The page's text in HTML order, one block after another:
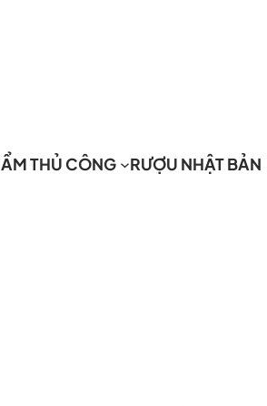
THỦ CÔNG RƯỢU NHẬT BẢN